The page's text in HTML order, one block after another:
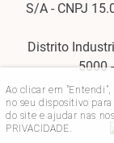
Ao clicar em
no seu dispositivo
do site e ajudar nas
PRIVACIDADE.
S/A - CNPJ
Distrito
5000